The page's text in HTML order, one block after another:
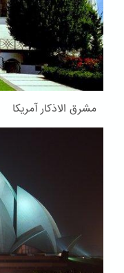
مشرق الاذکار آمریکا